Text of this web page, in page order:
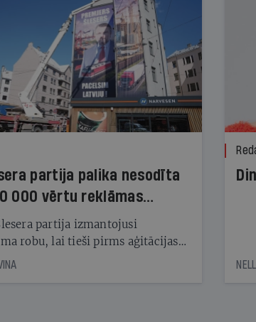
partija palika nesodīta
000 vērtu reklāmas
partija izmantojusi
robu, lai tieši pirms aģitācijas
par summu, kas